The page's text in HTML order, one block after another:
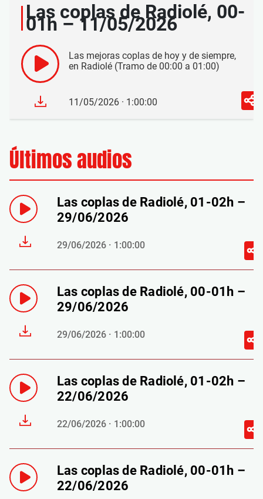
Las coplas de Radiolé, 00-
01h – 11/05/2026
Las mejoras coplas de hoy y de siempre,
en Radiolé (Tramo de 00:00 a 01:00)
11/05/2026 · 1:00:00
Últimos audios
Las coplas de Radiolé, 01-02h –
29/06/2026
29/06/2026 · 1:00:00
Las coplas de Radiolé, 00-01h –
29/06/2026
29/06/2026 · 1:00:00
Las coplas de Radiolé, 01-02h –
22/06/2026
22/06/2026 · 1:00:00
Las coplas de Radiolé, 00-01h –
22/06/2026